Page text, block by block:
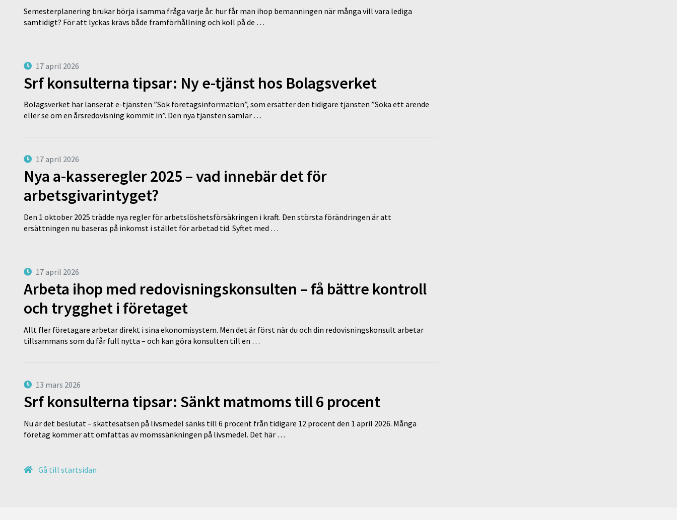
Semesterplanering brukar börja i samma fråga varje år: hur får man ihop bemanningen när många vill vara lediga
samtidigt? För att lyckas krävs både framförhållning och koll på de …
17 april 2026
Srf konsulterna tipsar: Ny e-tjänst hos Bolagsverket
Bolagsverket har lanserat e-tjänsten ”Sök företagsinformation”, som ersätter den tidigare tjänsten ”Söka ett ärende
eller se om en årsredovisning kommit in”. Den nya tjänsten samlar …
17 april 2026
Nya a-kasseregler 2025 – vad innebär det för
arbetsgivarintyget?
Den 1 oktober 2025 trädde nya regler för arbetslöshetsförsäkringen i kraft. Den största förändringen är att
ersättningen nu baseras på inkomst i stället för arbetad tid. Syftet med …
17 april 2026
Arbeta ihop med redovisningskonsulten – få bättre kontroll
och trygghet i företaget
Allt fler företagare arbetar direkt i sina ekonomisystem. Men det är först när du och din redovisningskonsult arbetar
tillsammans som du får full nytta – och kan göra konsulten till en …
13 mars 2026
Srf konsulterna tipsar: Sänkt matmoms till 6 procent
Nu är det beslutat – skattesatsen på livsmedel sänks till 6 procent från tidigare 12 procent den 1 april 2026. Många
företag kommer att omfattas av momssänkningen på livsmedel. Det här …
Gå till startsidan